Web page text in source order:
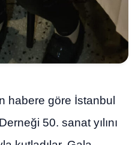
habere göre İstanbul
50. sanat yılını